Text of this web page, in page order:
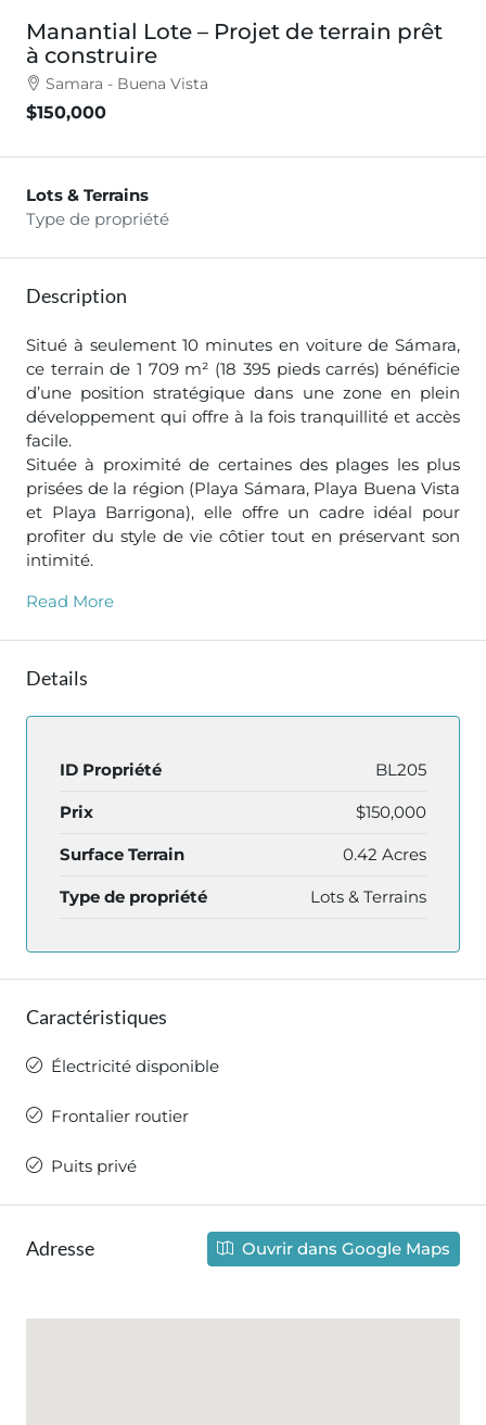
Manantial Lote – Projet de terrain prêt
à construire
Samara - Buena Vista
$150,000
Lots & Terrains
Type de propriété
Description
Situé à seulement 10 minutes en voiture de Sámara,
ce terrain de 1 709 m² (18 395 pieds carrés) bénéficie
d’une position stratégique dans une zone en plein
développement qui offre à la fois tranquillité et accès
facile.
Située à proximité de certaines des plages les plus
prisées de la région (Playa Sámara, Playa Buena Vista
et Playa Barrigona), elle offre un cadre idéal pour
profiter du style de vie côtier tout en préservant son
intimité.
Read More
Details
ID Propriété BL205
Prix $150,000
Surface Terrain 0.42 Acres
Type de propriété Lots & Terrains
Caractéristiques
Électricité disponible
Frontalier routier
Puits privé
Adresse Ouvrir dans Google Maps